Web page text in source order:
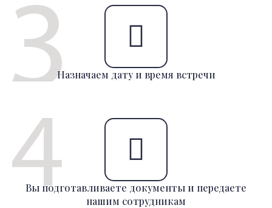
Назначаем дату и время встречи
Вы подготавливаете документы и передаете
нашим сотрудникам